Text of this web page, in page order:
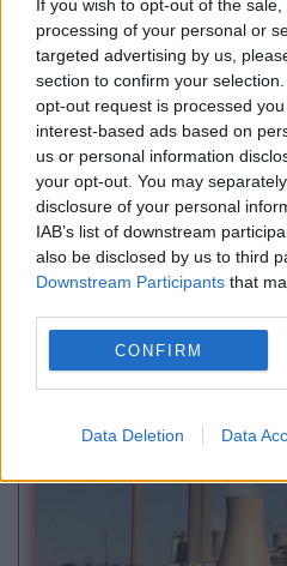
If you wish to opt-out of the
processing of your personal or
targeted advertising by us,
section to confirm your
opt-out request is processed
interest-based ads based on
us or personal information
your opt-out. You may
disclosure of your personal
IAB’s list of downstream
also be disclosed by us to third
Downstream Participants that
CONFIRM
Data Deletion Data
Avertisment fără
lui Putin,